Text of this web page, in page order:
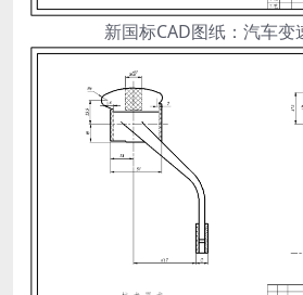
新国标CAD图纸：汽车变